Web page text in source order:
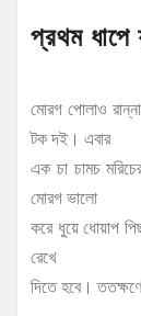
প্রথম ধাপে
মোরগ পোলাও
টক দই। এবার
এক চা চামচ
মোরগ ভালো
করে ধুয়ে ধোয়াপ
রেখে
দিতে হবে।